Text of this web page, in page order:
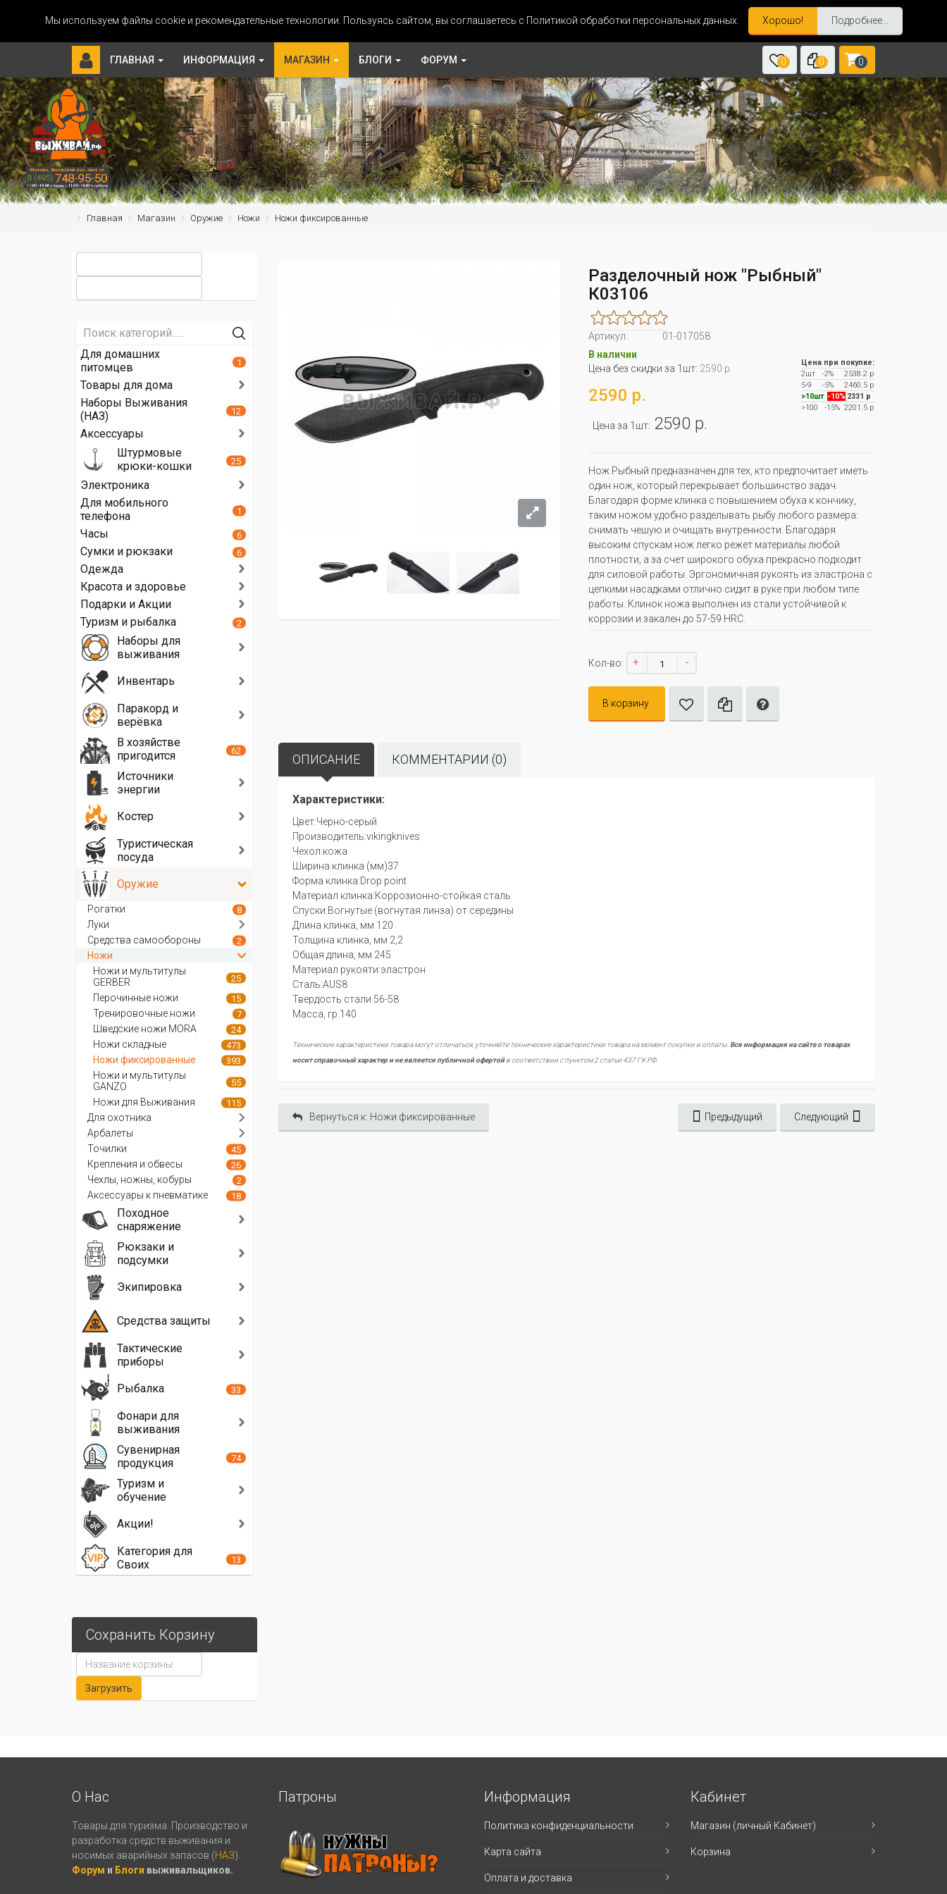
Мы используем файлы cookie и рекомендательные технологии. Пользуясь сайтом, вы соглашаетесь с Политикой обработки персональных данных. Хорошо! Подробнее...
ГЛАВНАЯ ИНФОРМАЦИЯ МАГАЗИН БЛОГИ ФОРУМ 0 0 0
Главная Магазин Оружие Ножи Ножи фиксированные
Разделочный нож "Рыбный"
К03106
Артикул:
01-017058
В наличии
Цена без скидки за 1шт: 2590 р.
2590 р.
Цена за 1шт: 2590 р.
Цена при покупке:
2шт
-2%
2538.2 р
5-9
-5%
2460.5 р
>10шт -10% 2331 р
>100
-15%2201.5 р
Нож Рыбный предназначен для тех, кто предпочитает иметь
один нож, который перекрывает большинство задач.
Благодаря форме клинка с повышением обуха к кончику,
таким ножом удобно разделывать рыбу любого размера:
снимать чешую и очищать внутренности. Благодаря
высоким спускам нож легко режет материалы любой
плотности, а за счет широкого обуха прекрасно подходит
для силовой работы. Эргономичная рукоять из эластрона с
цепкими насадками отлично сидит в руке при любом типе
работы. Клинок ножа выполнен из стали устойчивой к
коррозии и закален до 57-59 HRC.
Кол-во: + -
В корзину
ОПИСАНИЕ КОММЕНТАРИИ (0)
Характеристики:
Цвет:Черно-серый
Производитель:vikingknives
Чехол:кожа
Ширина клинка (мм)37
Форма клинка:Drop point
Материал клинка:Коррозионно-стойкая сталь
Спуски:Вогнутые (вогнутая линза) от середины
Длина клинка, мм 120
Толщина клинка, мм 2,2
Общая длина, мм 245
Материал рукояти:эластрон
Сталь:AUS8
Твердость стали 56-58
Масса, гр.140
Технические характеристики товара могут отличаться, уточняйте технические характеристики товара на момент покупки и оплаты.Вся информация на сайте о товарах
носит справочный характер и не является публичной офертойв соответствии с пунктом 2 статьи 437 ГК РФ.
Вернуться к: Ножи фиксированные Предыдущий Следующий
Для домашних
питомцев
1
Товары для дома
Наборы Выживания
(НАЗ)
12
Аксессуары
Штурмовые
крюки-кошки
25
Электроника
Для мобильного
телефона
1
Часы 6
Сумки и рюкзаки 6
Одежда
Красота и здоровье
Подарки и Акции
Туризм и рыбалка
2
Наборы для
выживания
Инвентарь
Паракорд и
верёвка
В хозяйстве
пригодится
62
Источники
энергии
Костер
Туристическая
посуда
Оружие
Рогатки 8
Луки
Средства самообороны
2
Ножи
Ножи и мультитулы
GERBER
25
Перочинные ножи 15
Тренировочные ножи 7
Шведские ножи MORA 24
Ножи складные 473
Ножи фиксированные 393
Ножи и мультитулы
GANZO
55
Ножи для Выживания 115
Для охотника
Арбалеты
Точилки
45
Крепления и обвесы 26
Чехлы, ножны, кобуры 2
Аксессуары к пневматике 18
Походное
снаряжение
Рюкзаки и
подсумки
Экипировка
Средства защиты
Тактические
приборы
Рыбалка
33
Фонари для
выживания
Сувенирная
продукция
74
Туризм и
обучение
Акции!
Категория для
Своих
13
Сохранить Корзину
О Нас
Товары для туризма. Производство и
разработка средств выживания и
носимых аварийных запасов (НАЗ).
Форум и Блоги выживальщиков.
Патроны Информация
Политика конфиденциальности
Карта сайта
Оплата и доставка
Кабинет
Магазин (личный Кабинет)
Корзина